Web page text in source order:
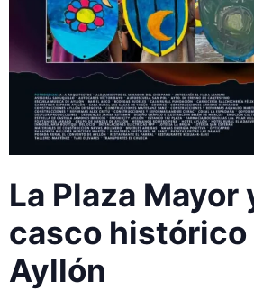
La Plaza Mayor
casco histórico
Ayllón